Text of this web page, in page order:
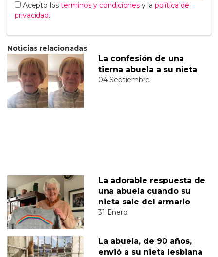
Acepto los terminos y condiciones y la política de
privacidad.
Noticias relacionadas
La confesión de una
tierna abuela a su nieta
04 Septiembre
La adorable respuesta de
una abuela cuando su
nieta sale del armario
31 Enero
La abuela, de 90 años,
envió a su nieta lesbiana